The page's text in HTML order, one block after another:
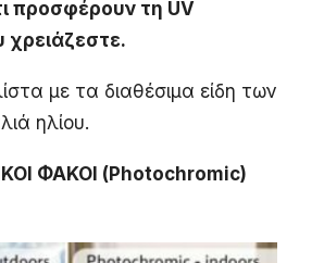
προσφέρουν τη UV
με τα διαθέσιμα είδη των
ηλίου.
ΦΑΚΟΙ (Photochromic)